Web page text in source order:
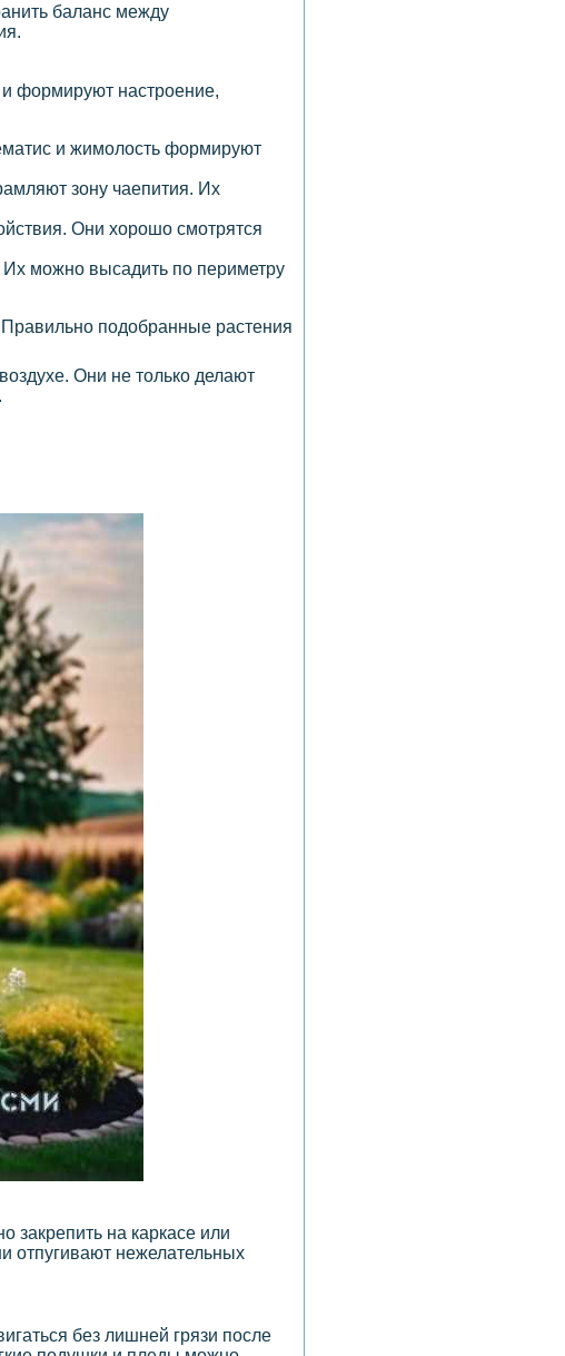
баланс между
и формируют настроение,
и жимолость формируют
зону чаепития. Их
Они хорошо смотрятся
можно высадить по периметру
Правильно подобранные растения
Они не только делают
закрепить на каркасе или
отпугивают нежелательных
без лишней грязи после